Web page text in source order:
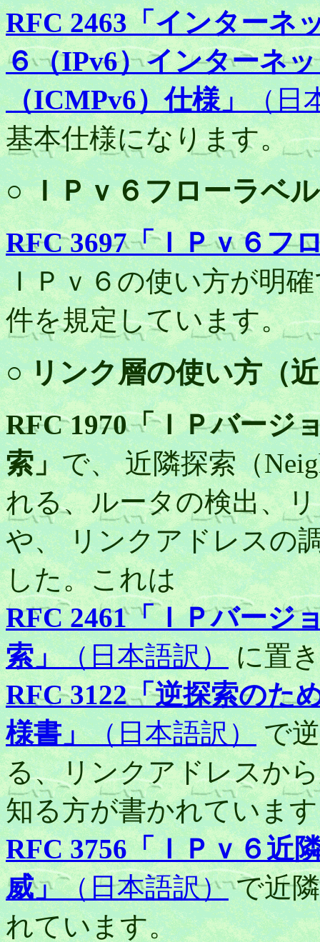
RFC 2463「インターネ
６（IPv6）インターネ
（ICMPv6）仕様」（日
基本仕様になります。
○ ＩＰｖ６フローラベ
RFC 3697「ＩＰｖ６フ
ＩＰｖ６の使い方が明
件を規定しています。
○ リンク層の使い方（
RFC 1970「ＩＰバージ
索」で、 近隣探索（
れる、ルータの検出、
や、 リンクアドレスの
した。これは
RFC 2461「ＩＰバージ
索」（日本語訳）に置
RFC 3122「逆探索のた
様書」（日本語訳）で
る、リンクアドレスか
知る方が書かれていま
RFC 3756「ＩＰｖ６近
威」（日本語訳）で近
れています。